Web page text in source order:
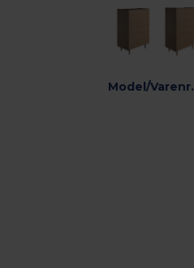
Model/Varenr.